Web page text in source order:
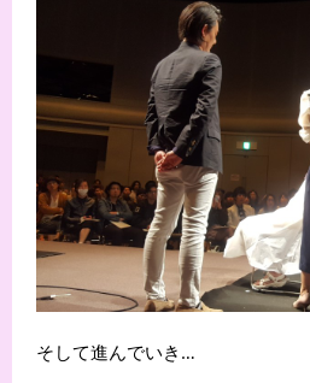
そして進んでいき…